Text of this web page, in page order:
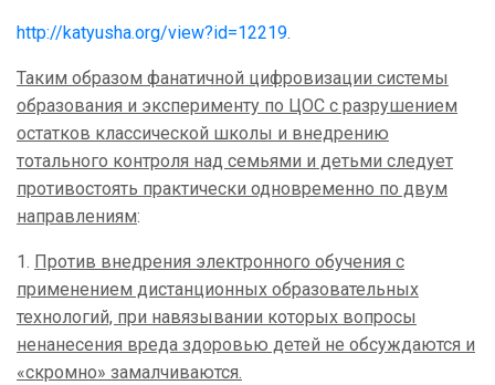
http://katyusha.org/view?id=12219.
Таким образом фанатичной цифровизации системы
образования и эксперименту по ЦОС с разрушением
остатков классической школы и внедрению
тотального контроля над семьями и детьми следует
противостоять практически одновременно по двум
направлениям:
1. Против внедрения электронного обучения с
применением дистанционных образовательных
технологий, при навязывании которых вопросы
ненанесения вреда здоровью детей не обсуждаются и
«скромно» замалчиваются.